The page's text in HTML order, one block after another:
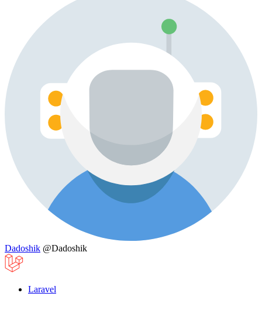
Dadoshik @Dadoshik
Laravel